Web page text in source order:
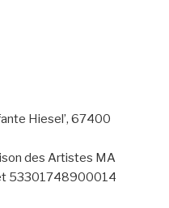
Hiesel’, 67400
des Artistes MA
53301748900014